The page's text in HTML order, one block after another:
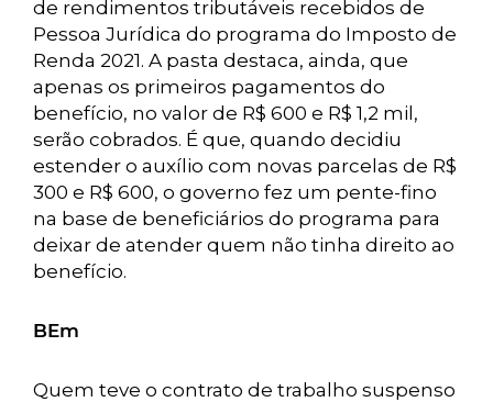
de rendimentos tributáveis recebidos de
Pessoa Jurídica do programa do Imposto de
Renda 2021. A pasta destaca, ainda, que
apenas os primeiros pagamentos do
benefício, no valor de R$ 600 e R$ 1,2 mil,
serão cobrados. É que, quando decidiu
estender o auxílio com novas parcelas de R$
300 e R$ 600, o governo fez um pente-fino
na base de beneficiários do programa para
deixar de atender quem não tinha direito ao
benefício.
BEm
Quem teve o contrato de trabalho suspenso